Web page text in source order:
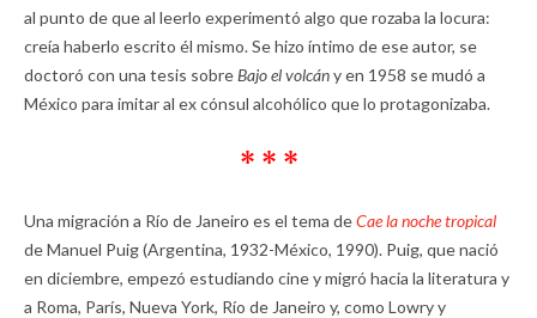
al punto de que al leerlo experimentó algo que rozaba la locura:
creía haberlo escrito él mismo. Se hizo íntimo de ese autor, se
doctoró con una tesis sobreBajo el volcány en 1958 se mudó a
México para imitar al ex cónsul alcohólico que lo protagonizaba.
* * *
Una migración a Río de Janeiro es el tema deCae la noche tropical
de Manuel Puig (Argentina, 1932-México, 1990). Puig, que nació
en diciembre, empezó estudiando cine y migró hacia la literatura y
a Roma, París, Nueva York, Río de Janeiro y, como Lowry y